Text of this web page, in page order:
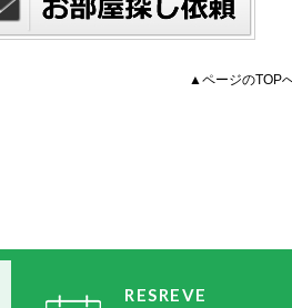
▲ページのTOP
RESREVE